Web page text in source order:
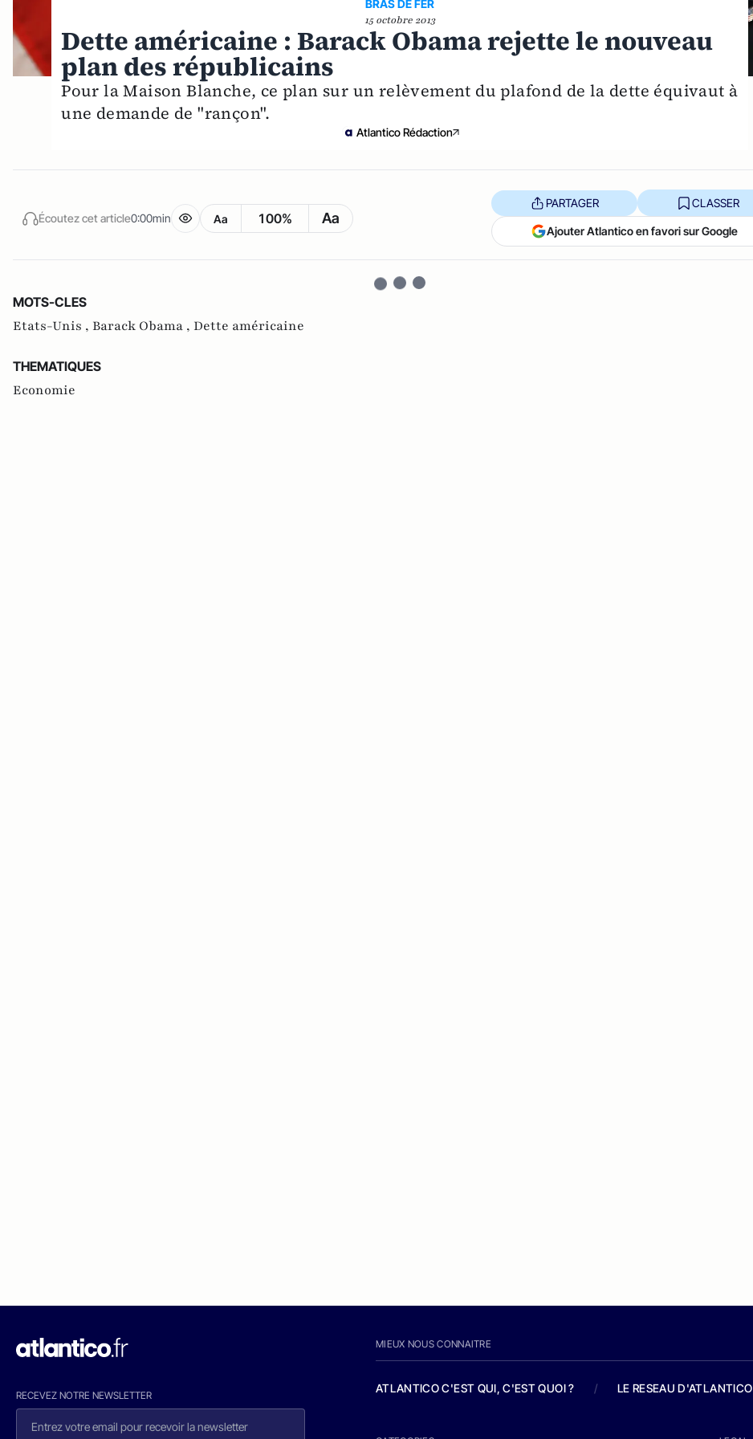
BRAS DE FER
15 octobre 2013
Dette américaine : Barack Obama rejette le nouveau
plan des républicains
Pour la Maison Blanche, ce plan sur un relèvement du plafond de la dette équivaut à
une demande de "rançon".
Atlantico Rédaction
Écoutez cet article0:00min Aa 100% Aa
PARTAGER CLASSER
Ajouter Atlantico en favori sur Google
MOTS-CLES
Etats-Unis , Barack Obama , Dette américaine
THEMATIQUES
Economie
RECEVEZ NOTRE NEWSLETTER
MIEUX NOUS CONNAITRE
ATLANTICO C'EST QUI, C'EST QUOI ? / LE RESEAU D'ATLANTICO